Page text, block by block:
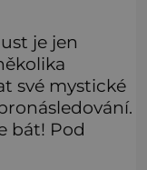
je jen
své mystické
bát! Pod